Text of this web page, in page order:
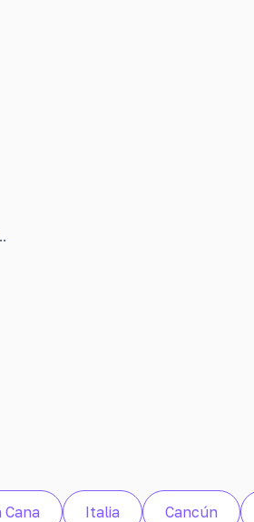
Cana Italia Cancún